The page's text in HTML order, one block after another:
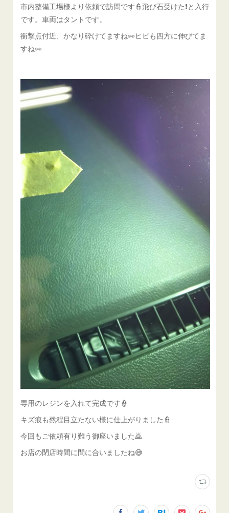
市内整備工場様より依頼で訪問です👮飛び石受けた❗と入行
です。車両はタントです。
衝撃点付近、かなり砕けてますね👀ヒビも四方に伸びてま
すね👀
専用のレジンを入れて完成です👮
キズ痕も然程目立たない様に仕上がりました👮
今回もご依頼有り難う御座いました🙇
お店の閉店時間に間に合いましたね😅